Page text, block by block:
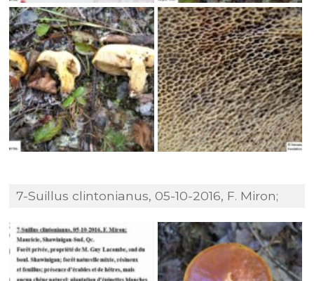
7-Suillus clintonianus, 05-10-2016, F. Miron;